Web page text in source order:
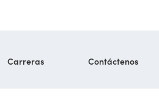
Carreras Contáctenos